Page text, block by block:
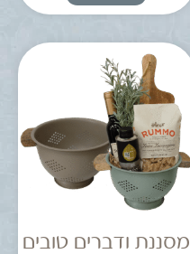
מסננת ודברים טובים